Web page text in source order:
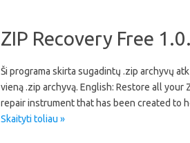
ZIP Recovery Free
Ši programa skirta sugadintų .zip archyvų
vieną .zip archyvą. English: Restore all your
repair instrument that has been created to
Skaityti toliau »